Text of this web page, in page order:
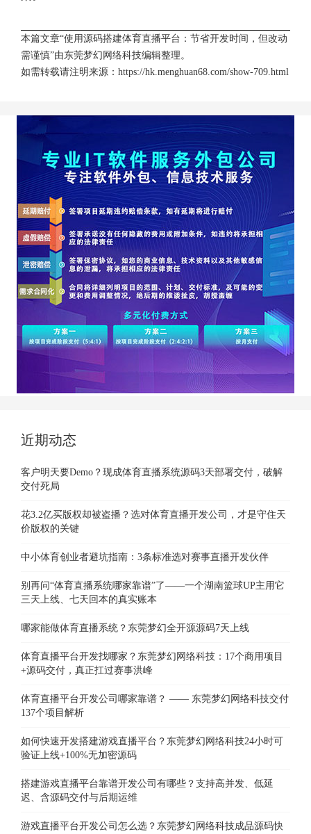
本篇文章“使用源码搭建体育直播平台：节省开发时间，但改动
需谨慎”由东莞梦幻网络科技编辑整理。
如需转载请注明来源： https://hk.menghuan68.com/show-709.html
近期动态
客户明天要Demo？现成体育直播系统源码3天部署交付，破解
交付死局
花3.2亿买版权却被盗播？选对体育直播开发公司，才是守住天
价版权的关键
中小体育创业者避坑指南：3条标准选对赛事直播开发伙伴
别再问“体育直播系统哪家靠谱”了——一个湖南篮球UP主用它
三天上线、七天回本的真实账本
哪家能做体育直播系统？东莞梦幻全开源源码7天上线
体育直播平台开发找哪家？东莞梦幻网络科技：17个商用项目
+源码交付，真正扛过赛事洪峰
体育直播平台开发公司哪家靠谱？ —— 东莞梦幻网络科技交付
137个项目解析
如何快速开发搭建游戏直播平台？东莞梦幻网络科技24小时可
验证上线+100%无加密源码
搭建游戏直播平台靠谱开发公司有哪些？支持高并发、低延
迟、含源码交付与后期运维
游戏直播平台开发公司怎么选？东莞梦幻网络科技成品源码快